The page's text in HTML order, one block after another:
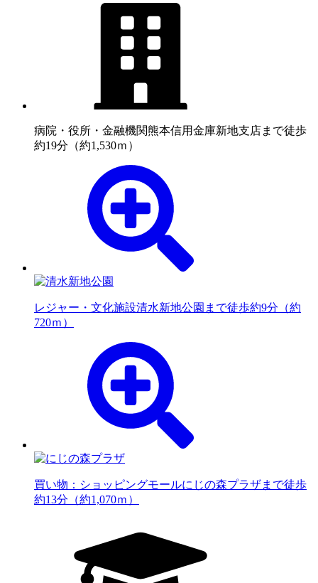
病院・役所・金融機関熊本信用金庫新地支店まで徒歩
約19分（約1,530ｍ）
レジャー・文化施設清水新地公園まで徒歩約9分（約
720ｍ）
買い物：ショッピングモールにじの森プラザまで徒歩
約13分（約1,070ｍ）